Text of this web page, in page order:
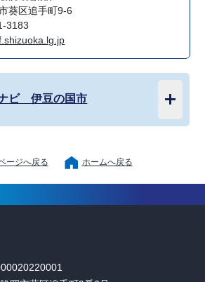
葵区追手町9-6
3183
ビ 伊豆の国市
ージへ戻る ホームへ戻る